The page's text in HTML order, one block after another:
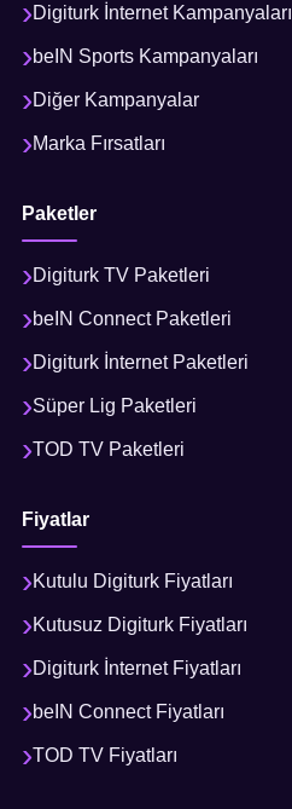
Digiturk İnternet Kampanyaları
beIN Sports Kampanyaları
Diğer Kampanyalar
Marka Fırsatları
Paketler
Digiturk TV Paketleri
beIN Connect Paketleri
Digiturk İnternet Paketleri
Süper Lig Paketleri
TOD TV Paketleri
Fiyatlar
Kutulu Digiturk Fiyatları
Kutusuz Digiturk Fiyatları
Digiturk İnternet Fiyatları
beIN Connect Fiyatları
TOD TV Fiyatları